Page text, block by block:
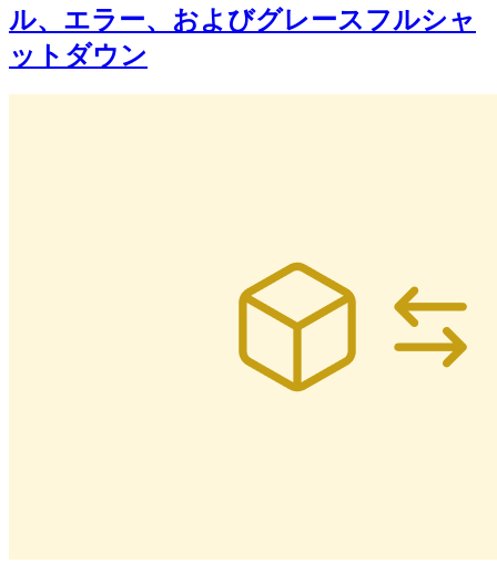
ル、エラー、およびグレースフルシャ
ットダウン